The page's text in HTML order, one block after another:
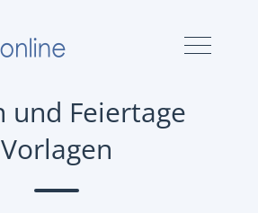
und Feiertage
Vorlagen